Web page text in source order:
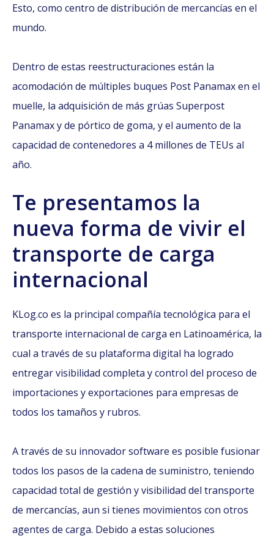
Esto, como centro de distribución de mercancías en el
mundo.
Dentro de estas reestructuraciones están la
acomodación de múltiples buques Post Panamax en el
muelle, la adquisición de más grúas Superpost
Panamax y de pórtico de goma, y el aumento de la
capacidad de contenedores a 4 millones de TEUs al
año.
Te presentamos la
nueva forma de vivir el
transporte de carga
internacional
KLog.co es la principal compañía tecnológica para el
transporte internacional de carga en Latinoamérica, la
cual a través de su plataforma digital ha logrado
entregar visibilidad completa y control del proceso de
importaciones y exportaciones para empresas de
todos los tamaños y rubros.
A través de su innovador software es posible fusionar
todos los pasos de la cadena de suministro, teniendo
capacidad total de gestión y visibilidad del transporte
de mercancías, aun si tienes movimientos con otros
agentes de carga. Debido a estas soluciones